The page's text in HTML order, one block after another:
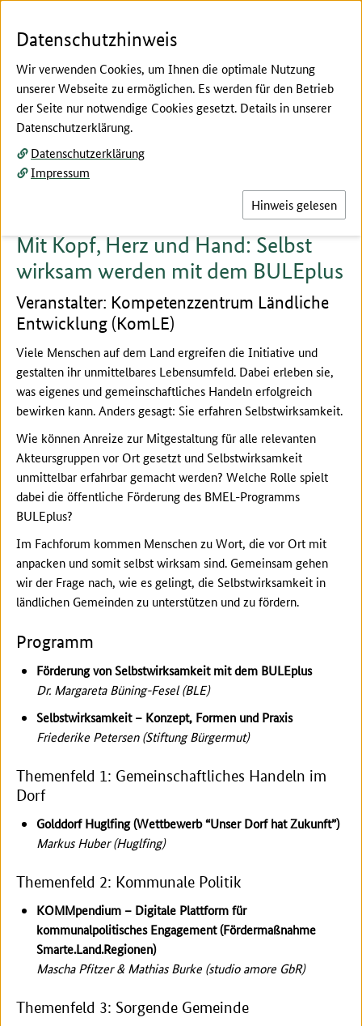
Hier beginnt der Hauptinhalt dieser Seite
Fachforum 8
Mit Kopf, Herz und Hand: Selbst
wirksam werden mit dem BULEplus
Veranstalter: Kompetenzzentrum Ländliche
Entwicklung (KomLE)
Viele Menschen auf dem Land ergreifen die Initiative und
gestalten ihr unmittelbares Lebensumfeld. Dabei erleben sie,
was eigenes und gemeinschaftliches Handeln erfolgreich
bewirken kann. Anders gesagt: Sie erfahren Selbstwirksamkeit.
Wie können Anreize zur Mitgestaltung für alle relevanten
Akteursgruppen vor Ort gesetzt und Selbstwirksamkeit
unmittelbar erfahrbar gemacht werden? Welche Rolle spielt
dabei die öffentliche Förderung des BMEL-Programms
BULEplus?
Im Fachforum kommen Menschen zu Wort, die vor Ort mit
anpacken und somit selbst wirksam sind. Gemeinsam gehen
wir der Frage nach, wie es gelingt, die Selbstwirksamkeit in
ländlichen Gemeinden zu unterstützen und zu fördern.
Programm
Förderung von Selbstwirksamkeit mit dem BULEplus
Dr. Margareta Büning-Fesel (BLE)
Selbstwirksamkeit – Konzept, Formen und Praxis
Friederike Petersen (Stiftung Bürgermut)
Themenfeld 1: Gemeinschaftliches Handeln im
Dorf
Golddorf Huglfing (Wettbewerb “Unser Dorf hat Zukunft”)
Markus Huber (Huglfing)
Themenfeld 2: Kommunale Politik
KOMMpendium – Digitale Plattform für
kommunalpolitisches Engagement (Fördermaßnahme
Smarte.Land.Regionen)
Mascha Pfitzer & Mathias Burke (studio amore GbR)
Themenfeld 3: Sorgende Gemeinde
Datenschutzhinweis
Wir verwenden Cookies, um Ihnen die optimale Nutzung
unserer Webseite zu ermöglichen. Es werden für den Betrieb
der Seite nur notwendige Cookies gesetzt. Details in unserer
Datenschutzerklärung.
Datenschutzerklärung
Impressum
Hinweis gelesen